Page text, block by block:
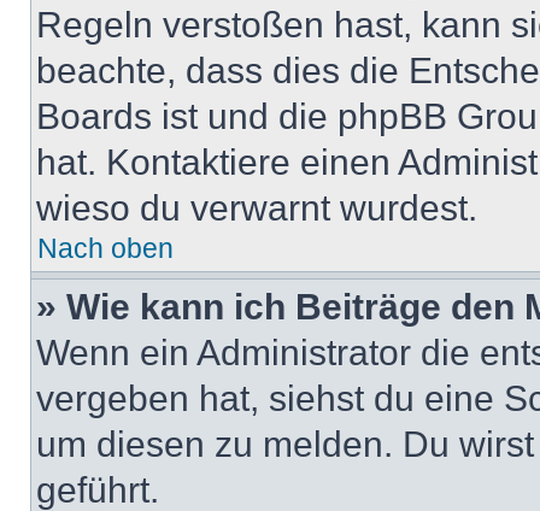
Regeln verstoßen hast, kann
beachte, dass dies die
Boards ist und die phpBB
hat. Kontaktiere einen
wieso du verwarnt wurdest.
Nach oben
» Wie kann ich Beiträge den
Wenn ein Administrator die
vergeben hat, siehst du eine
um diesen zu melden. Du
geführt.